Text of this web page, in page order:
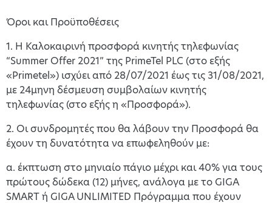
Όροι και Προϋποθέσεις
1. H Καλοκαιρινή προσφορά κινητής τηλεφωνίας
“Summer Offer 2021” της PrimeTel PLC (στο εξής
«Primetel») ισχύει από 28/07/2021 έως τις 31/08/2021,
με 24μηνη δέσμευση συμβολαίων κινητής
τηλεφωνίας (στο εξής η «Προσφορά»).
2. Οι συνδρομητές που θα λάβουν την Προσφορά θα
έχουν τη δυνατότητα να επωφεληθούν με:
α. έκπτωση στο μηνιαίο πάγιο μέχρι και 40% για τους
πρώτους δώδεκα (12) μήνες, ανάλογα με το GIGA
SMART ή GIGA UNLIMITED Πρόγραμμα που έχουν